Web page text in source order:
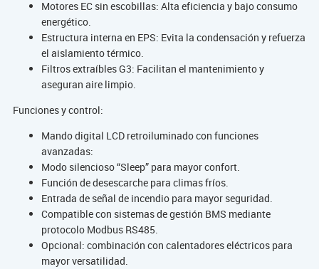
Motores EC sin escobillas: Alta eficiencia y bajo consumo
energético.
Estructura interna en EPS: Evita la condensación y refuerza
el aislamiento térmico.
Filtros extraíbles G3: Facilitan el mantenimiento y
aseguran aire limpio.
Funciones y control:
Mando digital LCD retroiluminado con funciones
avanzadas:
Modo silencioso “Sleep” para mayor confort.
Función de desescarche para climas fríos.
Entrada de señal de incendio para mayor seguridad.
Compatible con sistemas de gestión BMS mediante
protocolo Modbus RS485.
Opcional: combinación con calentadores eléctricos para
mayor versatilidad.